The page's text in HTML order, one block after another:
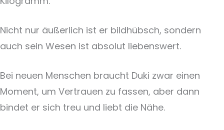
Nicht nur äußerlich ist er bildhübsch, sondern
auch sein Wesen ist absolut liebenswert.
Bei neuen Menschen braucht Duki zwar einen
Moment, um Vertrauen zu fassen, aber dann
bindet er sich treu und liebt die Nähe.